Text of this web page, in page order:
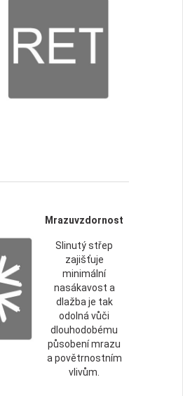
Mrazuvzdornost
Slinutý střep
zajišťuje
minimální
nasákavost a
dlažba je tak
odolná vůči
dlouhodobému
působení mrazu
a povětrnostním
vlivům.